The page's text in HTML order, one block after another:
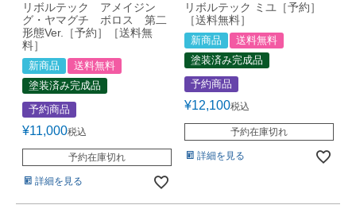
リボルテック アメイジン
グ・ヤマグチ ボロス 第二
形態Ver.［予約］［送料無
料］
新商品
送料無料
塗装済み完成品
予約商品
¥11,000税込
予約在庫切れ
詳細を見る
リボルテック ミユ［予約］
［送料無料］
新商品
送料無料
塗装済み完成品
予約商品
¥12,100税込
予約在庫切れ
詳細を見る